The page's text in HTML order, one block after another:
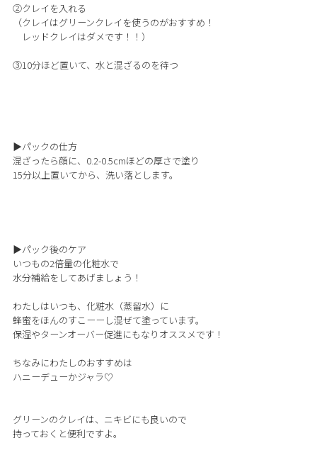
②クレイを入れる
（クレイはグリーンクレイを使うのがおすすめ！
レッドクレイはダメです！！）
③10分ほど置いて、水と混ざるのを待つ
▶︎パックの仕方
混ざったら顔に、0.2-0.5cmほどの厚さで塗り
15分以上置いてから、洗い落とします。
▶︎パック後のケア
いつもの2倍量の化粧水で
水分補給をしてあげましょう！
わたしはいつも、化粧水（蒸留水）に
蜂蜜をほんのすこーーし混ぜて塗っています。
保湿やターンオーバー促進にもなりオススメです！
ちなみにわたしのおすすめは
ハニーデューかジャラ♡
グリーンのクレイは、ニキビにも良いので
持っておくと便利ですよ。